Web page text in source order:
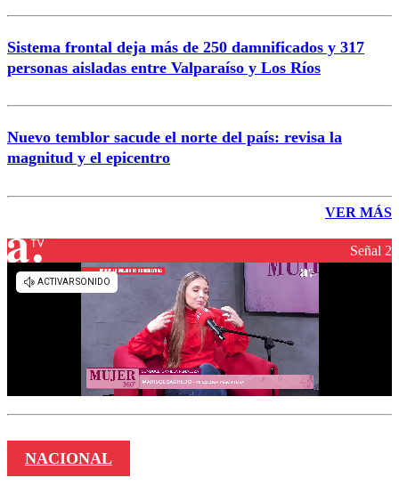
Sistema frontal deja más de 250 damnificados y 317
personas aisladas entre Valparaíso y Los Ríos
Nuevo temblor sacude el norte del país: revisa la
magnitud y el epicentro
VER MÁS
Señal 2
NACIONAL